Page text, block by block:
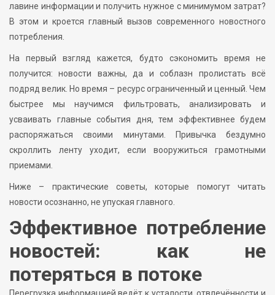
лавине информации и получить нужное с минимумом затрат?
В этом и кроется главный вызов современного новостного
потребления.
На первый взгляд кажется, будто сэкономить время не
получится: новости важны, да и соблазн пролистать всё
подряд велик. Но время – ресурс ограниченный и ценный. Чем
быстрее мы научимся фильтровать, анализировать и
усваивать главные события дня, тем эффективнее будем
распоряжаться своими минутами. Привычка бездумно
скроллить ленту уходит, если вооружиться грамотными
приемами.
Ниже – практические советы, которые помогут читать
новости осознанно, не упуская главного.
Эффективное потребление
новостей: как не
потеряться в потоке
Перегрузка информацией ведёт к усталости, отвлечённости и